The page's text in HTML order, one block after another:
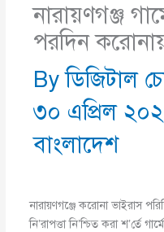
নারায়ণগঞ্জ
পরদিন
Byডিজিটাল
৩০ এপ্রিল
বাংলাদেশ
নারায়ণগঞ্জে করোনা ভাইরাস
নি’রাপত্তা নি’শ্চিত করা শ’র্তে